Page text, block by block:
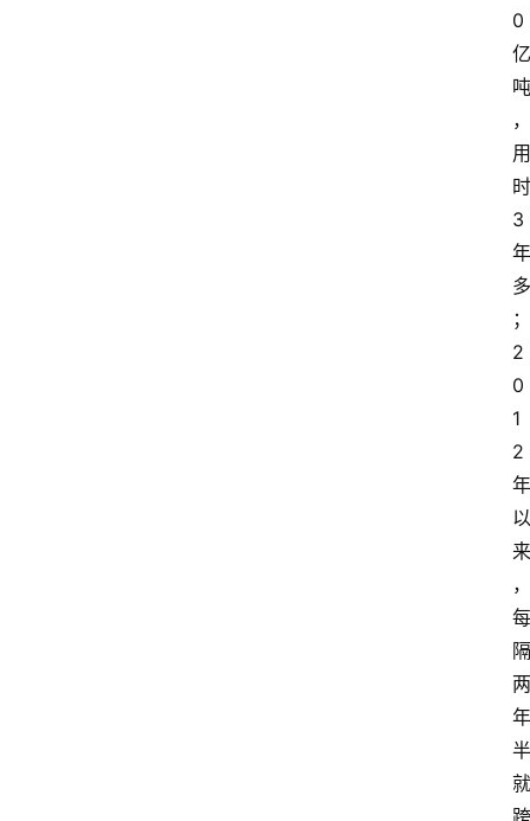
0
亿
吨
，
用
时
3
年
多
；
2
0
1
2
年
以
来
，
每
隔
两
年
半
就
跨